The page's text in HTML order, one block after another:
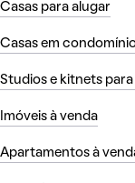
Casas para alugar
Casas em
Studios e kitnets
Imóveis à venda
Apartamentos à